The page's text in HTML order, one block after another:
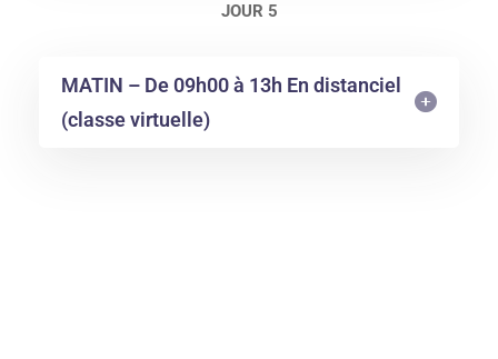
JOUR 5
MATIN – De 09h00 à 13h En distanciel
(classe virtuelle)